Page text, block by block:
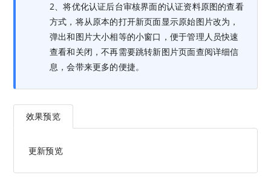
2、将优化认证后台审核界面的认证资料原图的查看
方式，将从原本的打开新页面显示原始图片改为，
弹出和图片大小相等的小窗口，便于管理人员快速
查看和关闭，不再需要跳转新图片页面查阅详细信
息，会带来更多的便捷。
效果预览
更新预览